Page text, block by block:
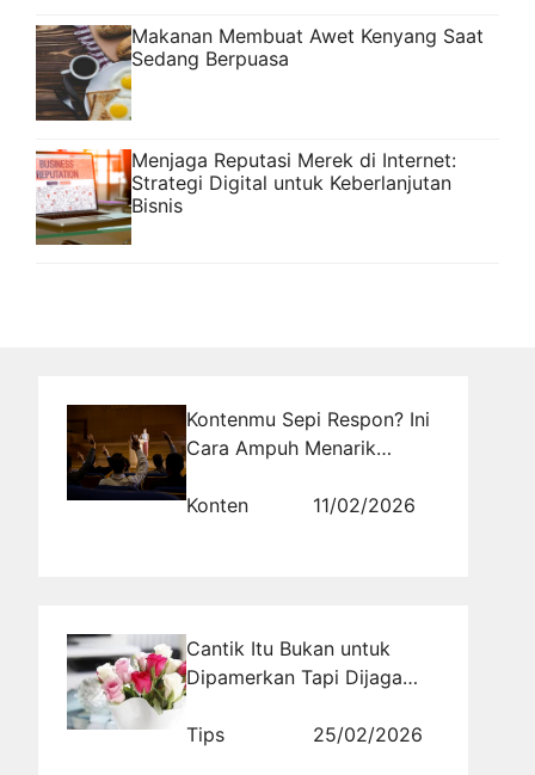
Makanan Membuat Awet Kenyang Saat
Sedang Berpuasa
Menjaga Reputasi Merek di Internet:
Strategi Digital untuk Keberlanjutan
Bisnis
Kontenmu Sepi Respon? Ini
Cara Ampuh Menarik
Hitungan Detik!
Konten 11/02/2026
Cantik Itu Bukan untuk
Dipamerkan Tapi Dijaga
Tips
25/02/2026